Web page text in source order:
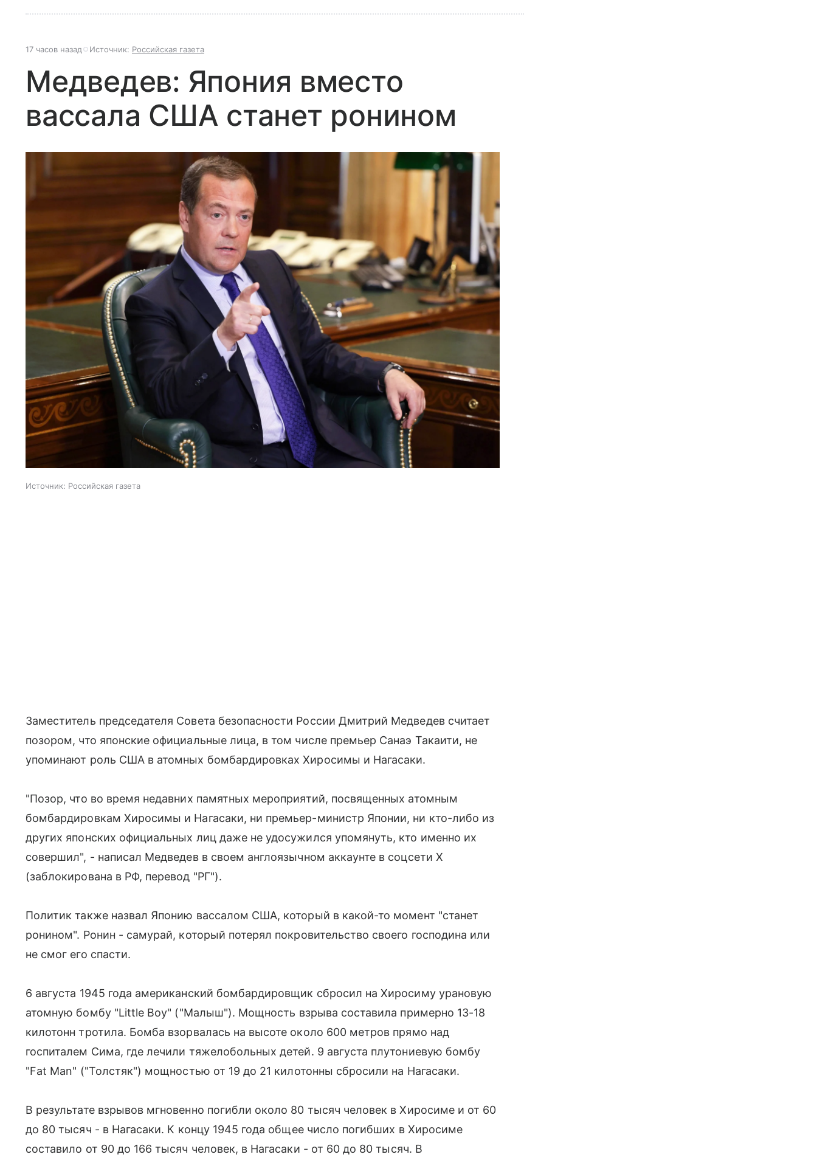
17 часов назад Источник: Российская газета
Медведев: Япония вместо
вассала США станет ронином
Источник: Российская газета
Заместитель председателя Совета безопасности России Дмитрий Медведев считает
позором, что японские официальные лица, в том числе премьер Санаэ Такаити, не
упоминают роль США в атомных бомбардировках Хиросимы и Нагасаки.
"Позор, что во время недавних памятных мероприятий, посвященных атомным
бомбардировкам Хиросимы и Нагасаки, ни премьер-министр Японии, ни кто-либо из
других японских официальных лиц даже не удосужился упомянуть, кто именно их
совершил", - написал Медведев в своем англоязычном аккаунте в соцсети X
(заблокирована в РФ, перевод "РГ").
Политик также назвал Японию вассалом США, который в какой-то момент "станет
ронином". Ронин - самурай, который потерял покровительство своего господина или
не смог его спасти.
6 августа 1945 года американский бомбардировщик сбросил на Хиросиму урановую
атомную бомбу "Little Boy" ("Малыш"). Мощность взрыва составила примерно 13-18
килотонн тротила. Бомба взорвалась на высоте около 600 метров прямо над
госпиталем Сима, где лечили тяжелобольных детей. 9 августа плутониевую бомбу
"Fat Man" ("Толстяк") мощностью от 19 до 21 килотонны сбросили на Нагасаки.
В результате взрывов мгновенно погибли около 80 тысяч человек в Хиросиме и от 60
до 80 тысяч - в Нагасаки. К концу 1945 года общее число погибших в Хиросиме
составило от 90 до 166 тысяч человек, в Нагасаки - от 60 до 80 тысяч. В